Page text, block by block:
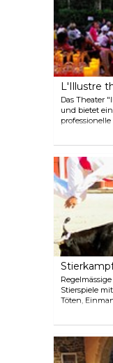
L'Illustre
Das Theater
und bietet
sie können
über das
besuchen
Stierspiele
Töten,